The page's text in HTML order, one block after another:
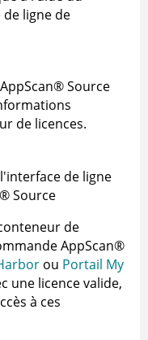
ligne de
AppScan®Source
de licences.
de ligne
®Source
de
AppScan®
ou Portail My
une licence valide,
à ces